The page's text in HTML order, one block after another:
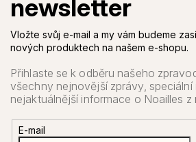
Vložte svůj e-mail a my vám budeme
nových produktech na našem e-shopu.
E-mail